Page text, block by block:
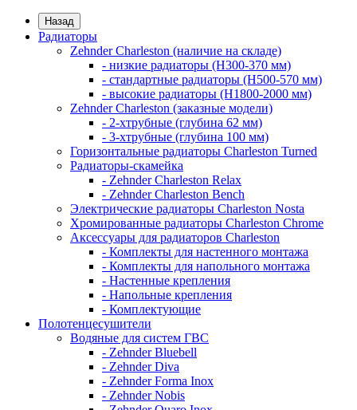
Назад
Радиаторы
Zehnder Charleston (наличие на складе)
- низкие радиаторы (H300-370 мм)
- стандартные радиаторы (H500-570 мм)
- высокие радиаторы (H1800-2000 мм)
Zehnder Charleston (заказные модели)
- 2-хтрубные (глубина 62 мм)
- 3-хтрубные (глубина 100 мм)
Горизонтальные радиаторы Charleston Turned
Радиаторы-скамейка
- Zehnder Charleston Relax
- Zehnder Charleston Bench
Электрические радиаторы Charleston Nosta
Хромированные радиаторы Charleston Chrome
Аксессуары для радиаторов Charleston
- Комплекты для настенного монтажа
- Комплекты для напольного монтажа
- Настенные крепления
- Напольные крепления
- Комплектующие
Полотенцесушители
Водяные для систем ГВС
- Zehnder Bluebell
- Zehnder Diva
- Zehnder Forma Inox
- Zehnder Nobis